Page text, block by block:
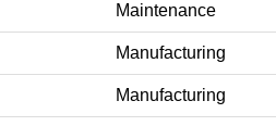
Maintenance
Manufacturing
Manufacturing